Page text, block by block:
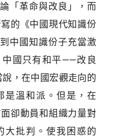
「革命與改良」，而
的《中國現代知識份
中國知識份子充當激
中國只有和平——改良
，在中國宏觀走向的
是溫和派。但是，在
卻動員和組織力量對
大批判。使我困惑的